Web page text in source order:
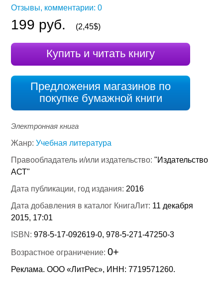
Отзывы, комментарии: 0
199 руб. (2,45$)
Купить и читать книгу
Предложения магазинов по
покупке бумажной книги
Электронная книга
Жанр:Учебная литература
Правообладатель и/или издательство:"Издательство
АСТ"
Дата публикации, год издания: 2016
Дата добавления в каталог КнигаЛит: 11 декабря
2015, 17:01
ISBN:978-5-17-092619-0, 978-5-271-47250-3
Возрастное ограничение:0+
Реклама. ООО «ЛитРес», ИНН: 7719571260.